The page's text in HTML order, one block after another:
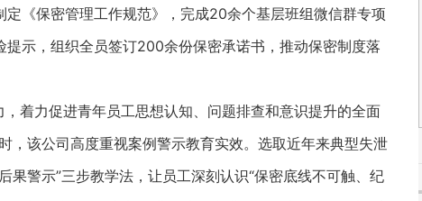
《保密管理工作规范》，完成20余个基层班组微信群专项
示，组织全员签订200余份保密承诺书，推动保密制度落
力促进青年员工思想认知、问题排查和意识提升的全面
，该公司高度重视案例警示教育实效。选取近年来典型失泄
警示”三步教学法，让员工深刻认识“保密底线不可触、纪